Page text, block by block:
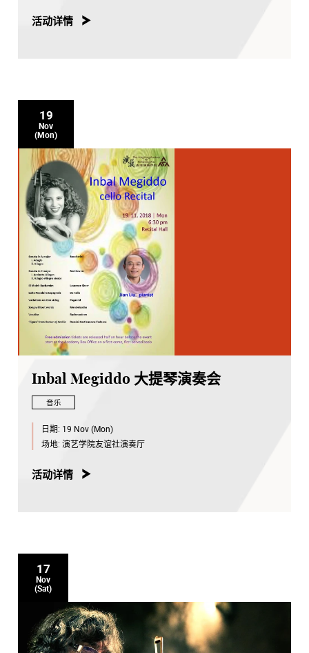
活动详情
19
Nov
(Mon)
Inbal Megiddo 大提琴演奏会
音乐
日期: 19 Nov (Mon)
场地: 演艺学院友谊社演奏厅
活动详情
17
Nov
(Sat)